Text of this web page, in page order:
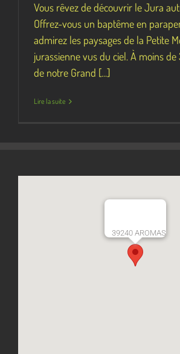
Vous rêvez de découvrir le Jura
Offrez-vous un baptême en
admirez les paysages de la Petite
jurassienne vus du ciel. À moins
de notre Grand [...]
Lire la suite
39240 AROMAS